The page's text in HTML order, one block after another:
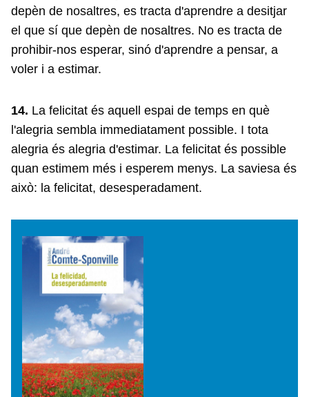
depèn de nosaltres, es tracta d'aprendre a desitjar
el que sí que depèn de nosaltres. No es tracta de
prohibir-nos esperar, sinó d'aprendre a pensar, a
voler i a estimar.
14. La felicitat és aquell espai de temps en què
l'alegria sembla immediatament possible. I tota
alegria és alegria d'estimar. La felicitat és possible
quan estimem més i esperem menys. La saviesa és
això: la felicitat, desesperadament.